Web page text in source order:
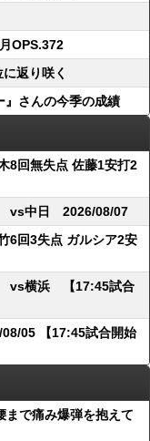
OPS.372
返り咲く
』さんの今季の成績
8回無失点 佐藤1安打2
vs中日 2026/08/07
6回3失点 ガルシア2安
vs横浜 【17:45試合
05 【17:45試合開始
まで痛み爆弾を抱えて